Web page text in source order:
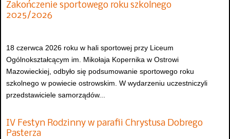
Zakończenie sportowego roku szkolnego
2025/2026
18 czerwca 2026 roku w hali sportowej przy Liceum
Ogólnokształcącym im. Mikołaja Kopernika w Ostrowi
Mazowieckiej, odbyło się podsumowanie sportowego roku
szkolnego w powiecie ostrowskim. W wydarzeniu uczestniczyli
przedstawiciele samorządów...
IV Festyn Rodzinny w parafii Chrystusa Dobrego
Pasterza